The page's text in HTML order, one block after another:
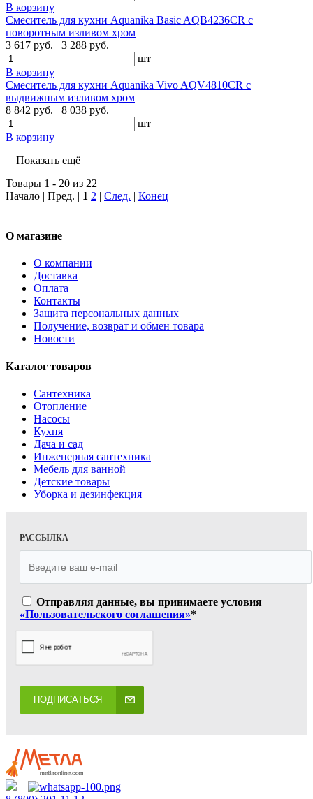
В корзину
Смеситель для кухни Aquanika Basic AQB4236CR с
поворотным изливом хром
3 617 руб.
3 288 руб.
шт
В корзину
Смеситель для кухни Aquanika Vivo AQV4810CR с
выдвижным изливом хром
8 842 руб.
8 038 руб.
шт
В корзину
Показать ещё
Товары 1 - 20 из 22
Начало | Пред. | 1 2 | След. | Конец
О магазине
О компании
Доставка
Оплата
Контакты
Защита персональных данных
Получение, возврат и обмен товара
Новости
Каталог товаров
Сантехника
Отопление
Насосы
Кухня
Дача и сад
Инженерная сантехника
Мебель для ванной
Детские товары
Уборка и дезинфекция
РАССЫЛКА
Отправляя данные, вы принимаете условия
«Пользовательского соглашения»*
ПОДПИСАТЬСЯ